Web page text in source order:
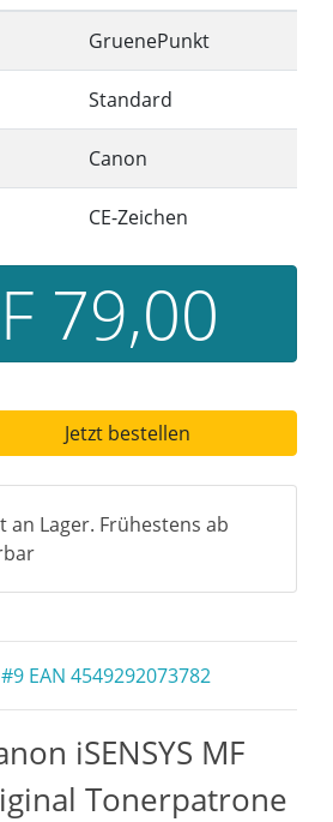
GruenePunkt
Standard
Canon
CE-Zeichen
79,00
Jetzt bestellen
Lager. Frühestens ab
EAN 4549292073782
iSENSYS MF
Tonerpatrone